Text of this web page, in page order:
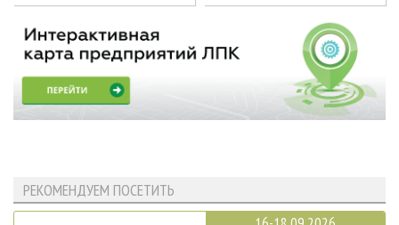
РЕКОМЕНДУЕМ ПОСЕТИТЬ